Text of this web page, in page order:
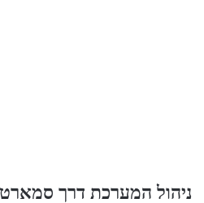
ניהול המערכת דרך